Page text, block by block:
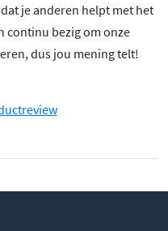
je anderen helpt met het
continu bezig om onze
dus jou mening telt!